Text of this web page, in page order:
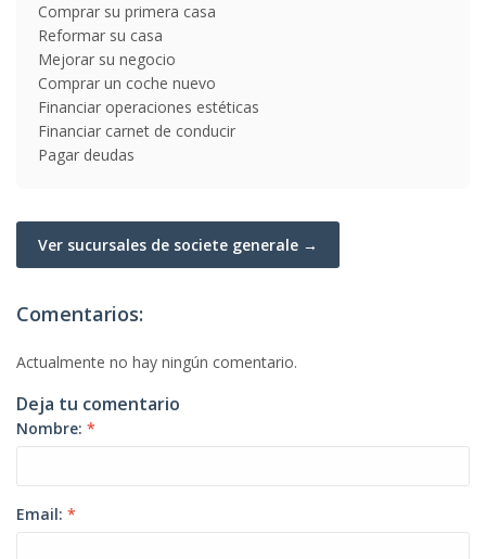
Comprar su primera casa
Reformar su casa
Mejorar su negocio
Comprar un coche nuevo
Financiar operaciones estéticas
Financiar carnet de conducir
Pagar deudas
Ver sucursales de societe generale →
Comentarios:
Actualmente no hay ningún comentario.
Deja tu comentario
Nombre: *
Email: *